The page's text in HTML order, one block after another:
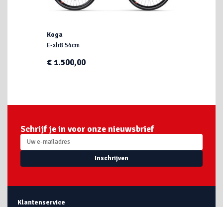
Koga
E-xlr8 54cm
€ 1.500,00
Schrijf je in voor onze nieuwsbrief
Inschrijven
Klantenservice